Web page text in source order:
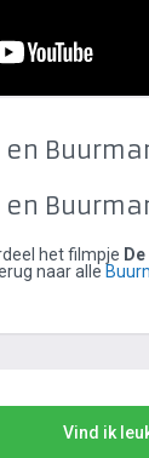
en
het filmpje
naar alle
Vind ik